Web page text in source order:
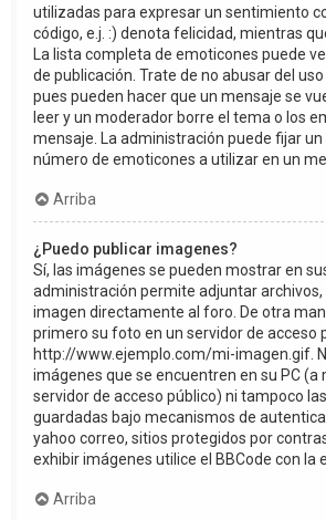
utilizadas para expresar un sentimiento
código, e.j. :) denota felicidad, mientras
La lista completa de emoticones puede
de publicación. Trate de no abusar del
pues pueden hacer que un mensaje se
leer y un moderador borre el tema o los
mensaje. La administración puede fijar un
número de emoticones a utilizar en un
Arriba
¿Puedo publicar imagenes?
Sí, las imágenes se pueden mostrar en
administración permite adjuntar archivos,
imagen directamente al foro. De otra
primero su foto en un servidor de acceso
http://www.ejemplo.com/mi-imagen.gif.
imágenes que se encuentren en su PC (a
servidor de acceso público) ni tampoco
guardadas bajo mecanismos de
yahoo correo, sitios protegidos por
exhibir imágenes utilice el BBCode con la
Arriba